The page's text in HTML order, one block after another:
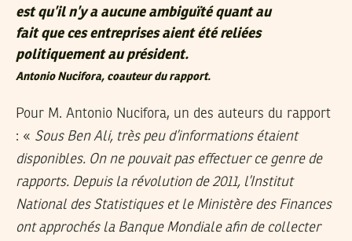
est qu’il n’y a aucune ambiguïté quant au
fait que ces entreprises aient été reliées
politiquement au président.
Antonio Nucifora, coauteur du rapport.
Pour M. Antonio Nucifora, un des auteurs du rapport
: « Sous Ben Ali, très peu d’informations étaient
disponibles. On ne pouvait pas effectuer ce genre de
rapports. Depuis la révolution de 2011, l’Institut
National des Statistiques et le Ministère des Finances
ont approchés la Banque Mondiale afin de collecter